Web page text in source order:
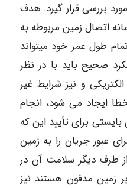
بررسی قرار گیرد. هدف
اتصال زمین مربوطه به
طول عمر خود میتواند
صحیح باید با در نظر
و نیز شرایط غیر
ایجاد می شود، انجام
برای تأیید این که
عبور جریان را به زمین
طرف دیگر سلامت آن در
زمین مدفون هستند نیز